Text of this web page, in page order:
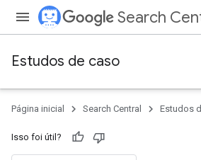
Search
Estudos de caso
Página inicial Search Central Estudos
Isso foi útil?